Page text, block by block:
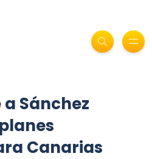
Sánchez
Canarias